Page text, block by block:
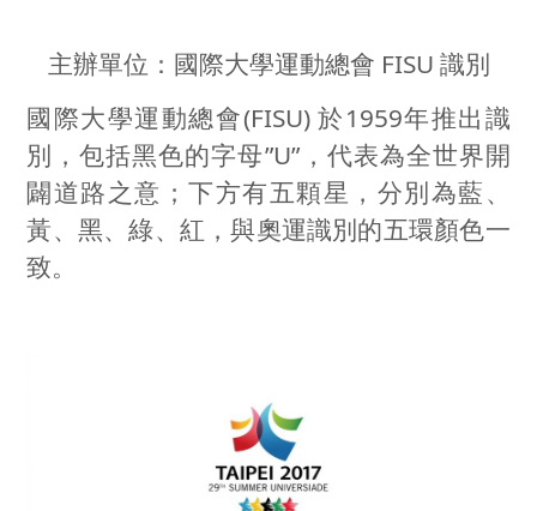
主辦單位：國際大學運動總會 FISU 識別
國際大學運動總會(FISU)於1959年推出識
別，包括黑色的字母”U”，代表為全世界開
闢道路之意；下方有五顆星，分別為藍、
黃、黑、綠、紅，與奧運識別的五環顏色一
致。